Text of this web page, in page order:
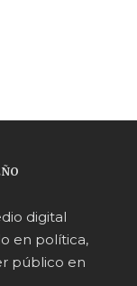
digital
en política,
público en